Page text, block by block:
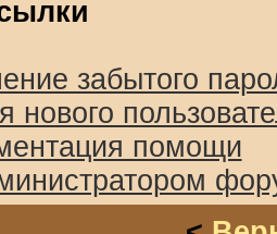
забытого
нового
помощи